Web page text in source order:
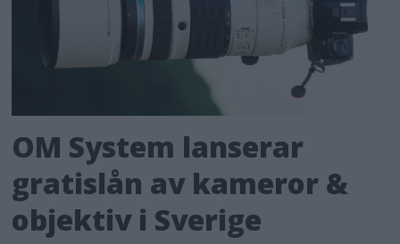
OM System lanserar
gratislån av kameror &
objektiv i Sverige